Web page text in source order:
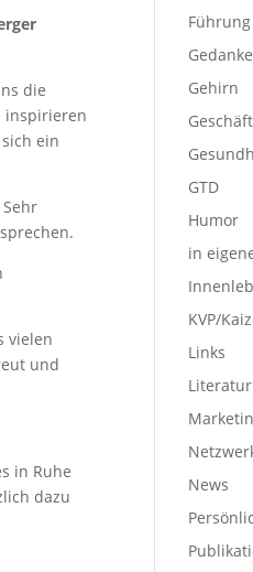
die
inspirieren
ein
Sehr
vielen
und
in Ruhe
dazu
Gehirn
GTD
Humor
in
KVP/
Links
News